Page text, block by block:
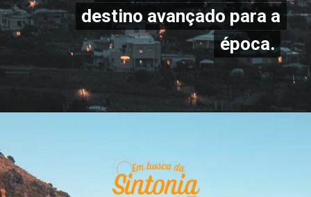
destino avançado para a
época.
destino avançado para a
época.